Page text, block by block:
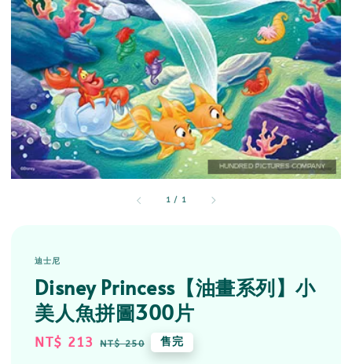
1 / 1
迪士尼
Disney Princess【油畫系列】小
美人魚拼圖300片
Sale
NT$ 213 Regular
NT$ 250 售完